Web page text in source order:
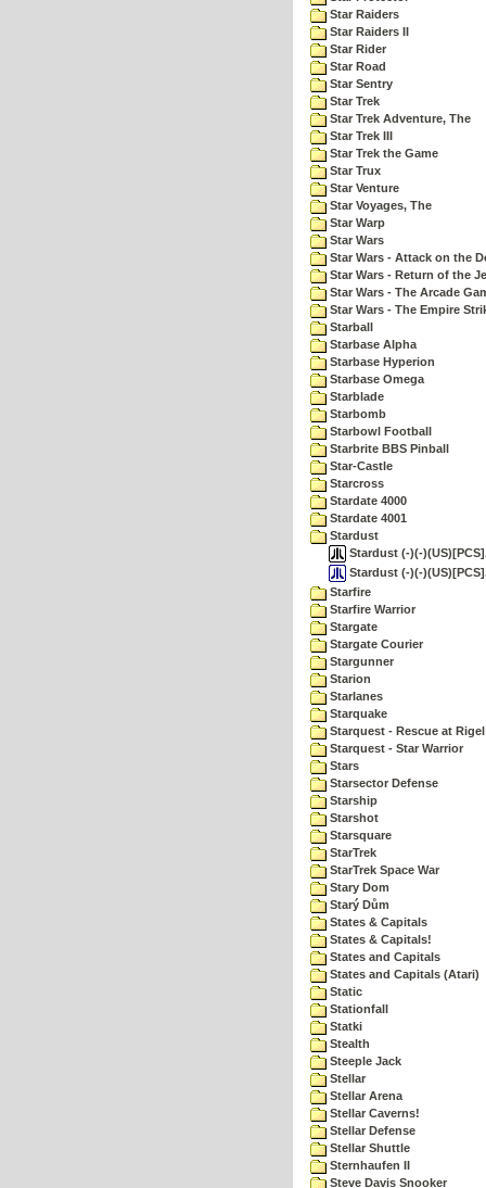
Star Raiders
Star Raiders II
Star Rider
Star Road
Star Sentry
Star Trek
Star Trek Adventure, The
Star Trek III
Star Trek the Game
Star Trux
Star Venture
Star Voyages, The
Star Warp
Star Wars
Star Wars - Attack on the
Star Wars - Return of the
Star Wars - The Arcade
Star Wars - The Empire
Starball
Starbase Alpha
Starbase Hyperion
Starbase Omega
Starblade
Starbomb
Starbowl Football
Starbrite BBS Pinball
Star-Castle
Starcross
Stardate 4000
Stardate 4001
Stardust
Stardust (-)(-
Stardust (-)(-
Starfire
Starfire Warrior
Stargate
Stargate Courier
Stargunner
Starion
Starlanes
Starquake
Starquest - Rescue at Rigel
Starquest - Star Warrior
Stars
Starsector Defense
Starship
Starshot
Starsquare
StarTrek
StarTrek Space War
Stary Dom
Starý Dům
States & Capitals
States & Capitals!
States and Capitals
States and Capitals (Atari)
Static
Stationfall
Statki
Stealth
Steeple Jack
Stellar
Stellar Arena
Stellar Caverns!
Stellar Defense
Stellar Shuttle
Sternhaufen II
Steve Davis Snooker